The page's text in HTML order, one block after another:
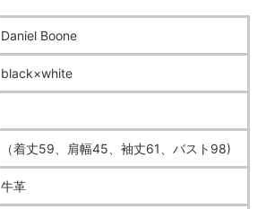
Daniel Boone
black×white
（着丈59、肩幅45、袖丈61、バスト98)
牛革